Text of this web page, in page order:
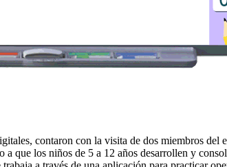
contaron con la visita de dos miembros
a que los niños de 5 a 12 años desarrollen y